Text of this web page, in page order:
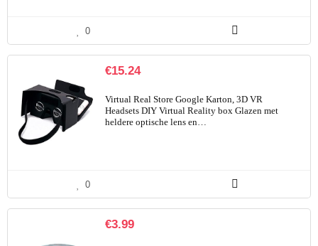
0
€15.24
Virtual Real Store Google Karton, 3D VR
Headsets DIY Virtual Reality box Glazen met
heldere optische lens en…
0
€3.99